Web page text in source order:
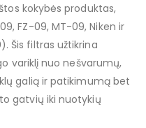
kokybės produktas,
FZ-09, MT-09, Niken ir
Šis filtras užtikrina
variklį nuo nešvarumų,
galią ir patikimumą bet
gatvių iki nuotykių